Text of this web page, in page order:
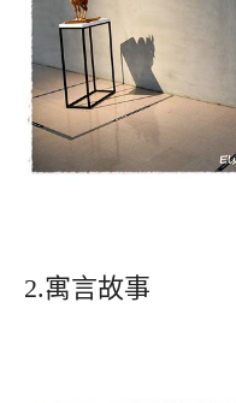
2.寓言故事